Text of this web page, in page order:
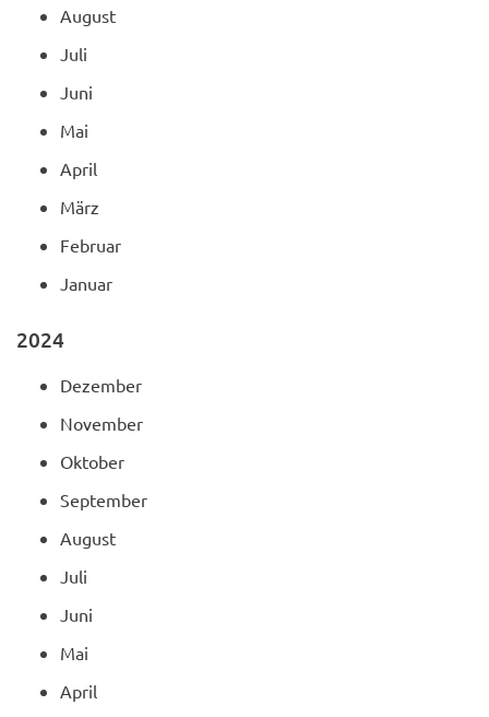
August
Juli
Juni
Mai
April
März
Februar
Januar
2024
Dezember
November
Oktober
September
August
Juli
Juni
Mai
April